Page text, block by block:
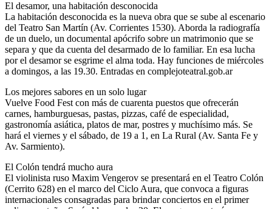
El desamor, una habitación desconocida
La habitación desconocida es la nueva obra que se sube al escenario
del Teatro San Martín (Av. Corrientes 1530). Aborda la radiografía
de un duelo, un documental apócrifo sobre un matrimonio que se
separa y que da cuenta del desarmado de lo familiar. En esa lucha
por el desamor se esgrime el alma toda. Hay funciones de miércoles
a domingos, a las 19.30. Entradas en complejoteatral.gob.ar
Los mejores sabores en un solo lugar
Vuelve Food Fest con más de cuarenta puestos que ofrecerán
carnes, hamburguesas, pastas, pizzas, café de especialidad,
gastronomía asiática, platos de mar, postres y muchísimo más. Se
hará el viernes y el sábado, de 19 a 1, en La Rural (Av. Santa Fe y
Av. Sarmiento).
El Colón tendrá mucho aura
El violinista ruso Maxim Vengerov se presentará en el Teatro Colón
(Cerrito 628) en el marco del Ciclo Aura, que convoca a figuras
internacionales consagradas para brindar conciertos en el primer